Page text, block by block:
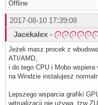
Offline
2017-08-10 17:39:08
Jacekalex -
Jeżeli masz procek z
ATI/AMD,
i do tego CPU i Mobo
na Windzie instalujesz
Lepszego wsparcia grafiki
witrualizacji nie używa tzw